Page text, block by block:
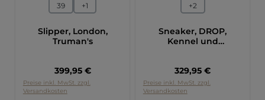
39 +1
Slipper, London,
Truman's
Regulärer Preis:
399,95 €
Preise inkl. MwSt. zzgl.
Versandkosten
+2
Sneaker, DROP,
Kennel und
Regulärer Preis:
329,95 €
Preise inkl. MwSt. zzgl.
Versandkosten